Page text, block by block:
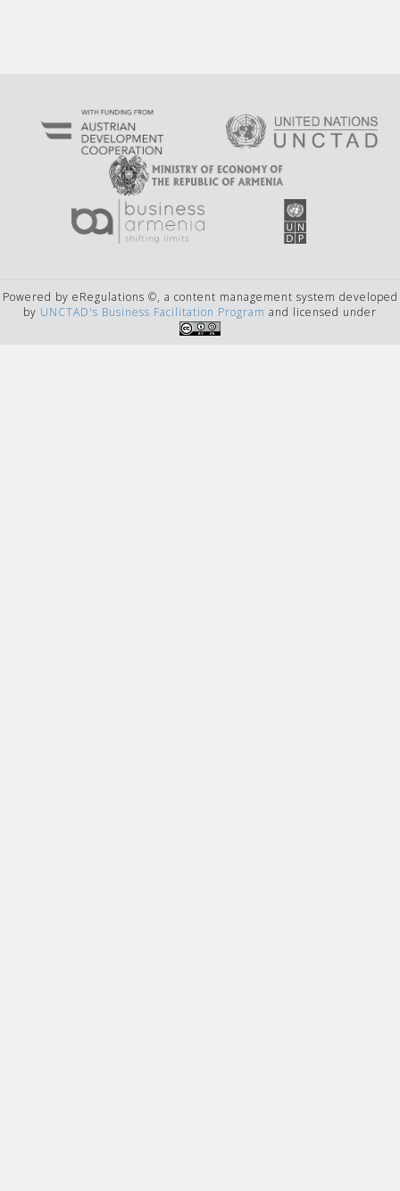
Powered by eRegulations ©, a content management system developed
by UNCTAD's Business Facilitation Program and licensed under